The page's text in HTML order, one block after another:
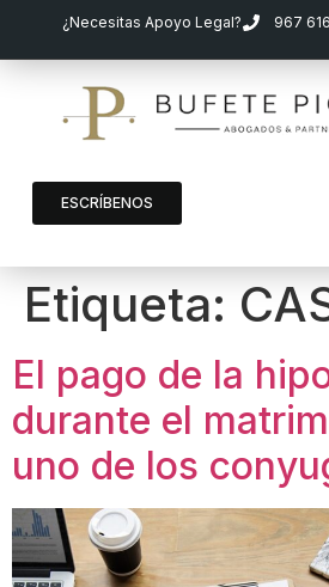
¿Necesitas Apoyo Legal? 967
ESCRÍBENOS
Etiqueta:
El pago de la
durante el
uno de los